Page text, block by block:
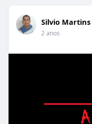
Silvio Martins
2 anos